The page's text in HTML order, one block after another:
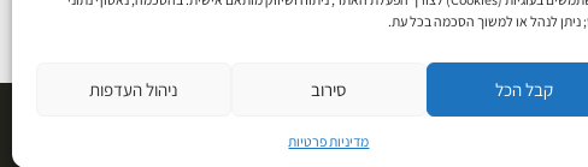
ניתן לנהל או למשוך הסכמה בכל עת.
קבל הכל סירוב ניהול העדפות
מדיניות פרטיות